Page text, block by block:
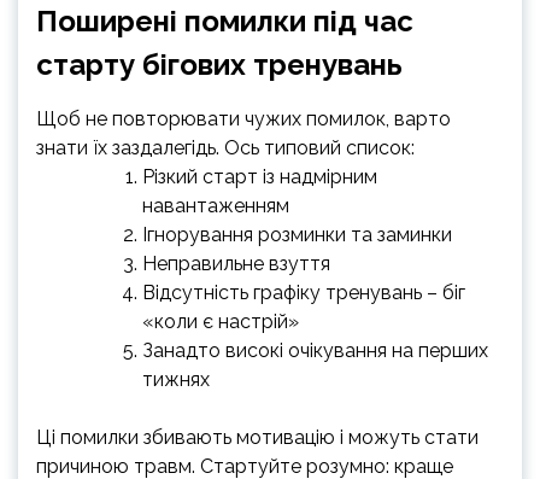
Поширені помилки під час
старту бігових тренувань
Щоб не повторювати чужих помилок, варто
знати їх заздалегідь. Ось типовий список:
Різкий старт із надмірним
навантаженням
Ігнорування розминки та заминки
Неправильне взуття
Відсутність графіку тренувань – біг
«коли є настрій»
Занадто високі очікування на перших
тижнях
Ці помилки збивають мотивацію і можуть стати
причиною травм. Стартуйте розумно: краще